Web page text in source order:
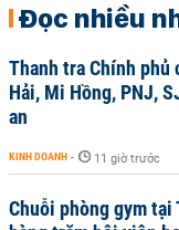
Đọc nhiều
Thanh tra Chính phủ
Hải, Mi Hồng, PNJ,
an
KINH DOANH - 11 giờ trước
Chuỗi phòng gym tại